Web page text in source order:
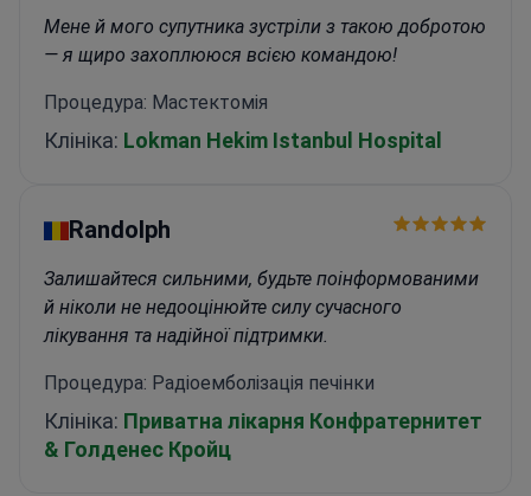
ендоскопічні операції та керуючи складними
шлунково-кишковими станами.<\/p>
Мене й мого супутника зустріли з такою добротою
— я щиро захоплююся всією командою!
Процедура: Мастектомія
Клініка: Lokman Hekim Istanbul Hospital
Randolph
Залишайтеся сильними, будьте поінформованими
й ніколи не недооцінюйте силу сучасного
лікування та надійної підтримки.
Процедура: Радіоемболізація печінки
Клініка: Приватна лікарня Конфратернитет
& Голденес Кройц